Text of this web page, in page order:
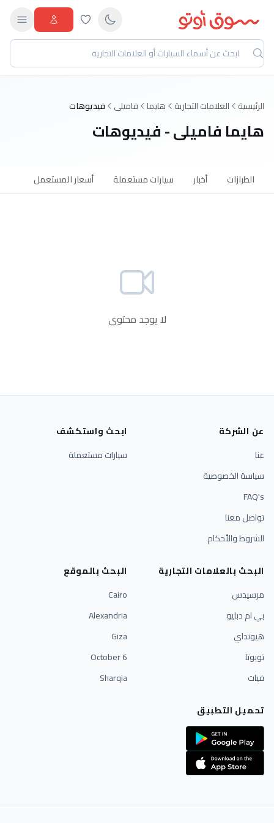
الرئيسية العلامات التجارية هايما فاميلى فيديوهات
هايما فاميلى - فيديوهات
الطرازات أخبار سيارات مستعملة أسعار المستعمل
لا يوجد محتوى
عن الشركة
عنا
سياسة الخصوصية
FAQ's
تواصل معنا
الشروط والأحكام
ابحث واستكشف
سيارات مستعملة
البحث بالعلامات التجارية
مرسيدس
بي ام دبليو
هيونداي
تويوتا
فيات
البحث بالموقع
Cairo
Alexandria
Giza
6 October
Sharqia
تحميل التطبيق